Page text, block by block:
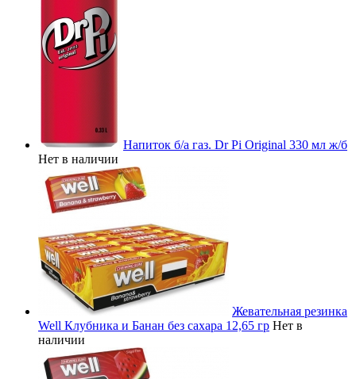
Напиток б/а газ. Dr Pi Original 330 мл ж/б
Нет в наличии
Жевательная резинка
Well Клубника и Банан без сахара 12,65 гр Нет в
наличии